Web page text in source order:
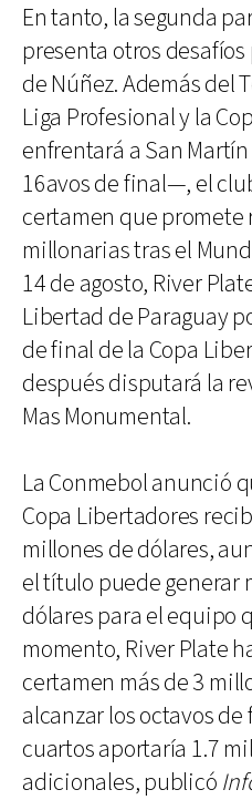
En tanto, la segunda
presenta otros
de Núñez. Además del
Liga Profesional y la
enfrentará a San
16avos de final—, el
certamen que promete
millonarias tras el
14 de agosto, River
Libertad de Paraguay
de final de la Copa
después disputará la
Mas Monumental.
La Conmebol anunció
Copa Libertadores
millones de dólares,
el título puede generar
dólares para el equipo
momento, River Plate
certamen más de 3
alcanzar los octavos de
cuartos aportaría 1.7
adicionales, publicó